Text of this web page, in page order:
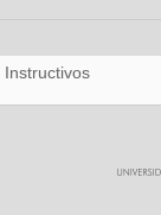
Instructivos